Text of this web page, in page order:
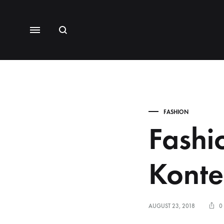
FASHION
AUGUST 23, 2018 0